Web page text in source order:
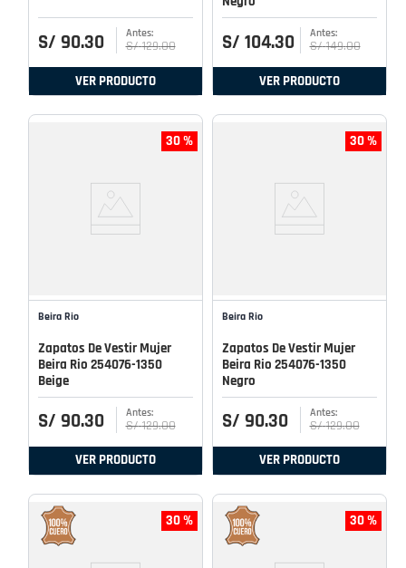
S/ 90.30 S/ 129.00
VER PRODUCTO
S/ 104.30 S/ 149.00
VER PRODUCTO
30 %
Beira Rio
Zapatos De Vestir Mujer
Beira Rio 254076-1350
Beige
S/ 90.30 S/ 129.00
VER PRODUCTO
30 %
Beira Rio
Zapatos De Vestir Mujer
Beira Rio 254076-1350
Negro
S/ 90.30 S/ 129.00
VER PRODUCTO
30 % 30 %